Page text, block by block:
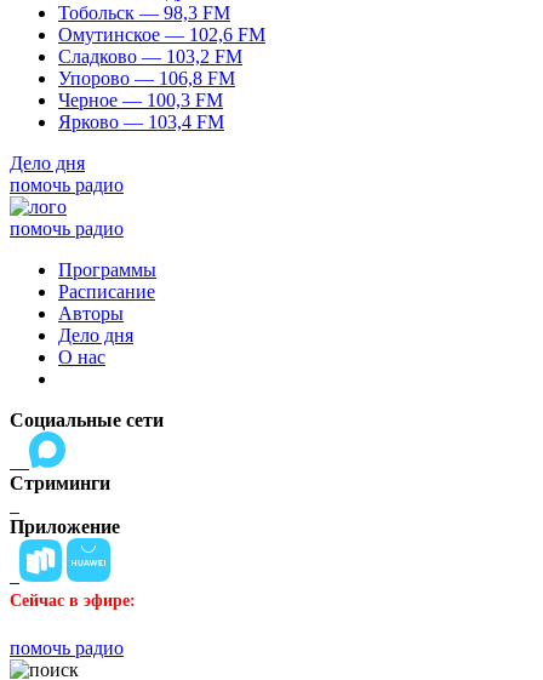
Тобольск — 98,3 FM
Омутинское — 102,6 FM
Сладково — 103,2 FM
Упорово — 106,8 FM
Черное — 100,3 FM
Ярково — 103,4 FM
Дело дня
помочь радио
помочь радио
Программы
Расписание
Авторы
Дело дня
О нас
Социальные сети
Стриминги
Приложение
Сейчас в эфире:
помочь радио